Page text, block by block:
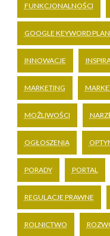
FUNKCJONALNOŚCI
GOOGLE KEYWORD
INNOWACJE
MARKETING
MOŻLIWOŚCI
OGŁOSZENIA
PORADY PORTAL
REGULACJE PRAWNE
ROLNICTWO